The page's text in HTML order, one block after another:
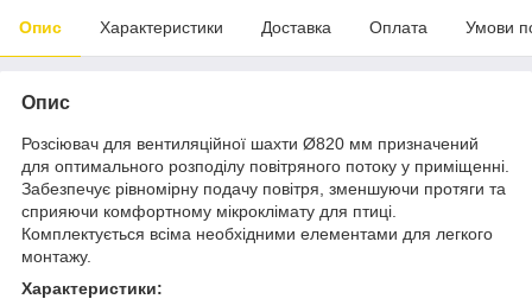
Опис Характеристики Доставка Оплата Умови
Опис
Розсіювач для вентиляційної шахти Ø820 мм призначений
для оптимального розподілу повітряного потоку у приміщенні.
Забезпечує рівномірну подачу повітря, зменшуючи протяги та
сприяючи комфортному мікроклімату для птиці.
Комплектується всіма необхідними елементами для легкого
монтажу.
Характеристики: